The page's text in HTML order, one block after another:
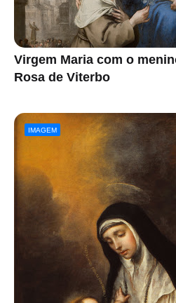
Virgem Maria com o
Rosa de Viterbo
IMAGEM